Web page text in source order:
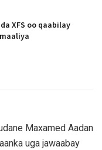
XFS oo qaabilay
Maxamed Aadan
uga jawaabay